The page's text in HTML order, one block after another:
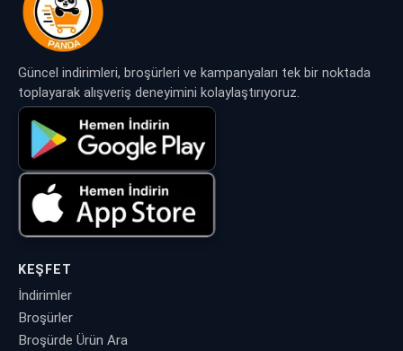
Güncel indirimleri, broşürleri ve kampanyaları tek bir noktada
toplayarak alışveriş deneyimini kolaylaştırıyoruz.
KEŞFET
İndirimler
Broşürler
Broşürde Ürün Ara